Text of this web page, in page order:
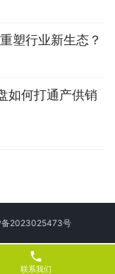
塑行业新生态？
如何打通产供销
备2023025473号
phone
联系我们